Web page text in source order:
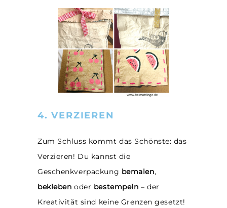
4. VERZIEREN
Zum Schluss kommt das Schönste: das
Verzieren! Du kannst die
Geschenkverpackung bemalen,
bekleben oder bestempeln – der
Kreativität sind keine Grenzen gesetzt!